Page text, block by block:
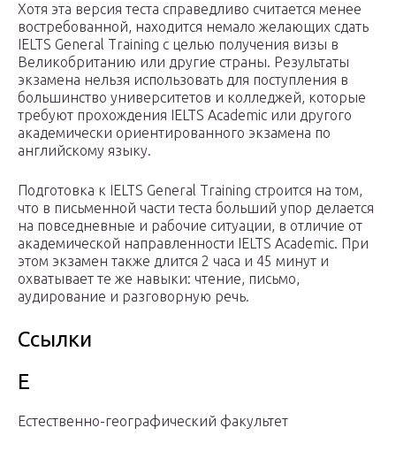
Хотя эта версия теста справедливо считается менее
востребованной, находится немало желающих сдать
IELTS General Training с целью получения визы в
Великобританию или другие страны. Результаты
экзамена нельзя использовать для поступления в
большинство университетов и колледжей, которые
требуют прохождения IELTS Academic или другого
академически ориентированного экзамена по
английскому языку.
Подготовка к IELTS General Training строится на том,
что в письменной части теста больший упор делается
на повседневные и рабочие ситуации, в отличие от
академической направленности IELTS Academic. При
этом экзамен также длится 2 часа и 45 минут и
охватывает те же навыки: чтение, письмо,
аудирование и разговорную речь.
Ссылки
Е
Естественно-географический факультет